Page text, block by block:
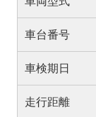
車台番号
車検期日
走行距離